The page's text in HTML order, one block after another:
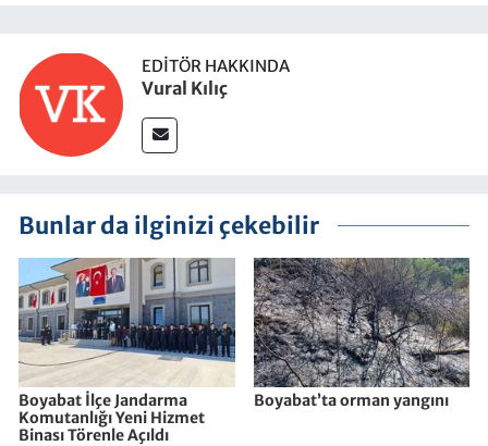
EDITÖR HAKKINDA
Vural Kılıç
Bunlar da ilginizi çekebilir
Boyabat İlçe Jandarma
Komutanlığı Yeni Hizmet
Binası Törenle Açıldı
Boyabat’ta orman yangını